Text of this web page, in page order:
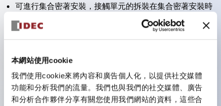
本網站使用cookie
我們使用cookie來將內容和廣告個人化，以提供社交媒體
功能和分析我們的流量。我們也與我們的社交媒體、廣告
和分析合作夥伴分享有關您使用我們網站的資料，這些合
可進行集合密著安裝，接觸單元的拆裝在集合密著安裝時
亦容易進行。
為密閉型）
UL、CSA認證品及符合EN標準品。（蜂鳴器除外）